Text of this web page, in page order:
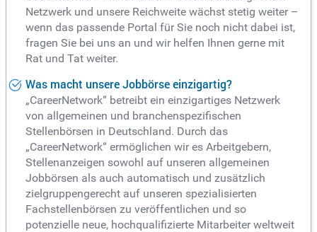
Netzwerk und unsere Reichweite wächst stetig weiter –
wenn das passende Portal für Sie noch nicht dabei ist,
fragen Sie bei uns an und wir helfen Ihnen gerne mit
Rat und Tat weiter.
Was macht unsere Jobbörse einzigartig?
„CareerNetwork“ betreibt ein einzigartiges Netzwerk
von allgemeinen und branchenspezifischen
Stellenbörsen in Deutschland. Durch das
„CareerNetwork“ ermöglichen wir es Arbeitgebern,
Stellenanzeigen sowohl auf unseren allgemeinen
Jobbörsen als auch automatisch und zusätzlich
zielgruppengerecht auf unseren spezialisierten
Fachstellenbörsen zu veröffentlichen und so
potenzielle neue, hochqualifizierte Mitarbeiter weltweit